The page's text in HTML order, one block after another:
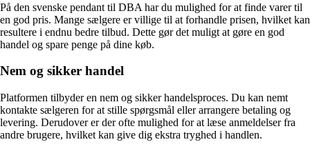
På den svenske pendant til DBA har du mulighed for at finde varer til
en god pris. Mange sælgere er villige til at forhandle prisen, hvilket kan
resultere i endnu bedre tilbud. Dette gør det muligt at gøre en god
handel og spare penge på dine køb.
Nem og sikker handel
Platformen tilbyder en nem og sikker handelsproces. Du kan nemt
kontakte sælgeren for at stille spørgsmål eller arrangere betaling og
levering. Derudover er der ofte mulighed for at læse anmeldelser fra
andre brugere, hvilket kan give dig ekstra tryghed i handlen.